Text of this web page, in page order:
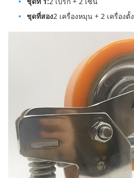
ชุดที่สอง2 เครื่องหมุน + 2 เครื่องตั้ง